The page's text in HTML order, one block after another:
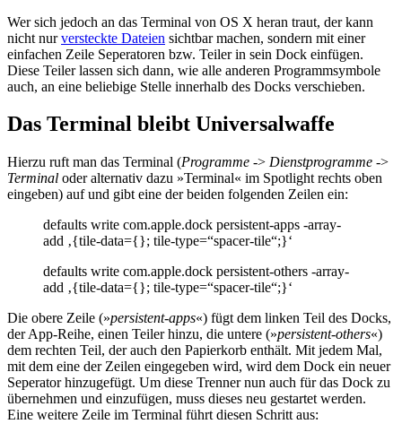
Wer sich jedoch an das Terminal von OS X heran traut, der kann
nicht nurversteckte Dateien sichtbar machen, sondern mit einer
einfachen Zeile Seperatoren bzw. Teiler in sein Dock einfügen.
Diese Teiler lassen sich dann, wie alle anderen Programmsymbole
auch, an eine beliebige Stelle innerhalb des Docks verschieben.
Das Terminal bleibt Universalwaffe
Hierzu ruft man das Terminal (Programme -> Dienstprogramme ->
Terminal oder alternativ dazu »Terminal« im Spotlight rechts oben
eingeben) auf und gibt eine der beiden folgenden Zeilen ein:
defaults write com.apple.dock persistent-apps -array-
add ‚{tile-data={}; tile-type=“spacer-tile“;}‘
defaults write com.apple.dock persistent-others -array-
add ‚{tile-data={}; tile-type=“spacer-tile“;}‘
Die obere Zeile (»persistent-apps«) fügt dem linken Teil des Docks,
der App-Reihe, einen Teiler hinzu, die untere (»persistent-others«)
dem rechten Teil, der auch den Papierkorb enthält. Mit jedem Mal,
mit dem eine der Zeilen eingegeben wird, wird dem Dock ein neuer
Seperator hinzugefügt. Um diese Trenner nun auch für das Dock zu
übernehmen und einzufügen, muss dieses neu gestartet werden.
Eine weitere Zeile im Terminal führt diesen Schritt aus: